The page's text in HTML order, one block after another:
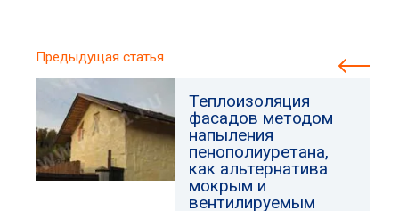
Предыдущая статья
Теплоизоляция
фасадов методом
напыления
пенополиуретана,
как альтернатива
мокрым и
вентилируемым